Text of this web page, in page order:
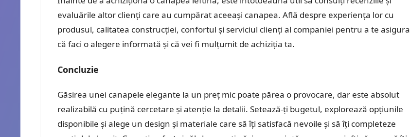
evaluările altor clienți care au cumpărat aceeași canapea. Află despre experiența lor cu
produsul, calitatea construcției, confortul și serviciul clienți al companiei pentru a te asigura
că faci o alegere informată și că vei fi mulțumit de achiziția ta.
Concluzie
Găsirea unei canapele elegante la un preț mic poate părea o provocare, dar este absolut
realizabilă cu puțină cercetare și atenție la detalii. Setează-ți bugetul, explorează opțiunile
disponibile și alege un design și materiale care să îți satisfacă nevoile și să îți completeze